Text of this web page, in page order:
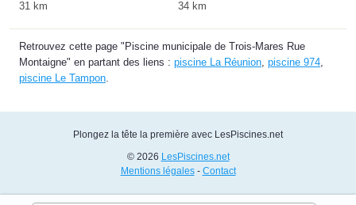
31 km
34 km
Retrouvez cette page "Piscine municipale de Trois-Mares Rue
Montaigne" en partant des liens : piscine La Réunion piscine 974
piscine Le Tampon
Plongez la tête la première avec LesPiscines.net
© 2026 LesPiscines.net
Mentions légales- Contact